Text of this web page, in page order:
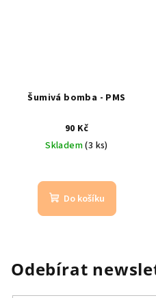
Šumivá bomba - PMS
90 Kč
Skladem(3 ks)
Do košíku
Odebírat